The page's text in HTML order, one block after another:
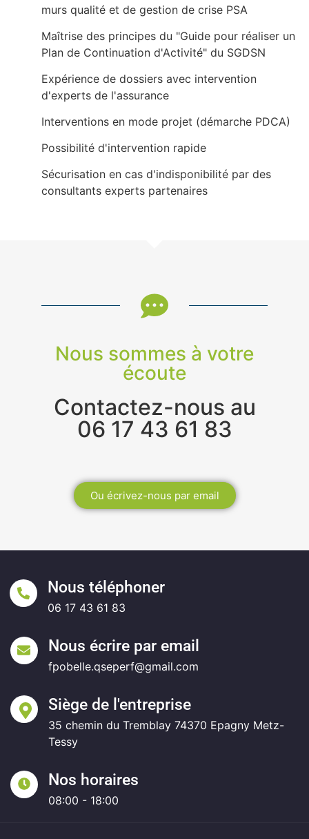
murs qualité et de gestion de crise PSA
Maîtrise des principes du "Guide pour réaliser un
Plan de Continuation d'Activité" du SGDSN
Expérience de dossiers avec intervention
d'experts de l'assurance
Interventions en mode projet (démarche PDCA)
Possibilité d'intervention rapide
Sécurisation en cas d'indisponibilité par des
consultants experts partenaires
Nous sommes à votre
écoute
Contactez-nous au
06 17 43 61 83
Ou écrivez-nous par email
Nous téléphoner
06 17 43 61 83
Nous écrire par email
fpobelle.qseperf@gmail.com
Siège de l'entreprise
35 chemin du Tremblay 74370 Epagny Metz-
Tessy
Nos horaires
08:00 - 18:00